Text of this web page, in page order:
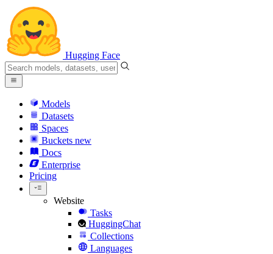
Hugging Face
Models
Datasets
Spaces
Buckets new
Docs
Enterprise
Pricing
Website
Tasks
HuggingChat
Collections
Languages